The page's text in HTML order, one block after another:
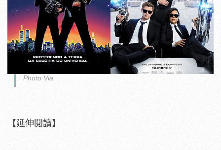
Photo Via
【延伸閱讀】